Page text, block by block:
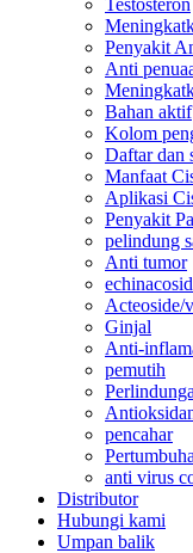
Testosteron
Penyakit
Anti
Bahan aktif
Kolom
Daftar dan
Manfaat
Aplikasi
Penyakit
pelindung
Anti tumor
Acteoside/
Ginjal
Anti-
pemutih
pencahar
anti virus
Distributor
Hubungi kami
Umpan balik